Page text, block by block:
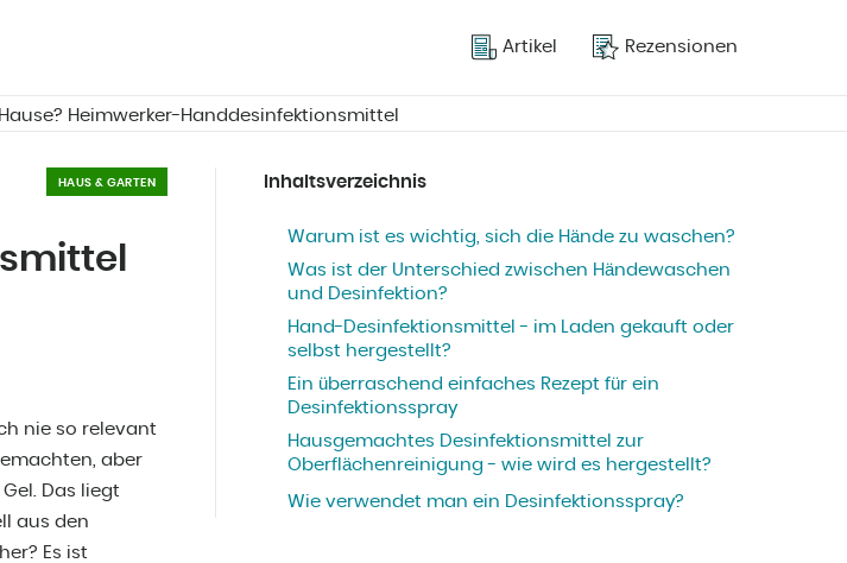
Artikel Rezensionen
Heimwerker-Handdesinfektionsmittel
HAUS & GARTEN
nie so relevant
aber
Das liegt
aus den
Es ist
Inhaltsverzeichnis
Warum ist es wichtig, sich die Hände zu waschen?
Was ist der Unterschied zwischen Händewaschen
und Desinfektion?
Hand-Desinfektionsmittel - im Laden gekauft oder
selbst hergestellt?
Ein überraschend einfaches Rezept für ein
Desinfektionsspray
Hausgemachtes Desinfektionsmittel zur
Oberflächenreinigung - wie wird es hergestellt?
Wie verwendet man ein Desinfektionsspray?